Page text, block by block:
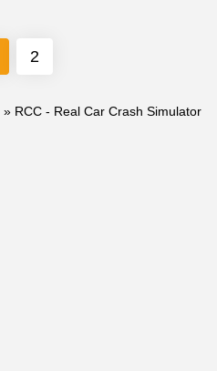
2
» RCC - Real Car Crash Simulator